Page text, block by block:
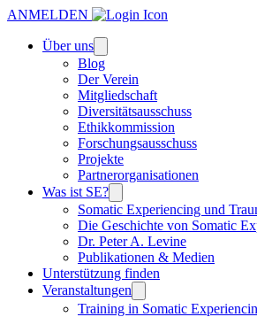
ANMELDEN
Über uns
Blog
Der Verein
Mitgliedschaft
Diversitätsausschuss
Ethikkommission
Forschungsausschuss
Projekte
Partnerorganisationen
Was ist SE?
Somatic Experiencing und
Die Geschichte von Somatic
Dr. Peter A. Levine
Publikationen & Medien
Unterstützung finden
Veranstaltungen
Training in Somatic